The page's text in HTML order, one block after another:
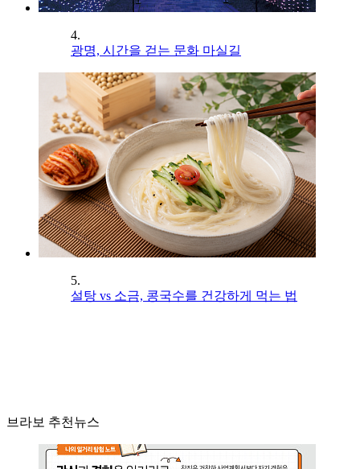
4.
광명, 시간을 걷는 문화 마실길
5.
설탕 vs 소금, 콩국수를 건강하게 먹는 법
브라보 추천뉴스